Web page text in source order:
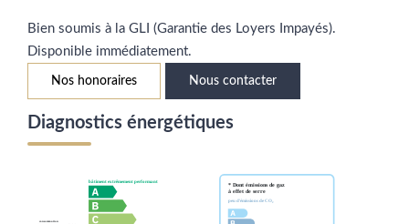
Bien soumis à la GLI (Garantie des Loyers Impayés).
Disponible immédiatement.
Nos honoraires Nous contacter
Diagnostics énergétiques